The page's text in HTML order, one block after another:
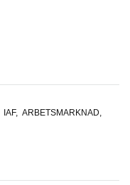
IAF, ARBETSMARKNAD,